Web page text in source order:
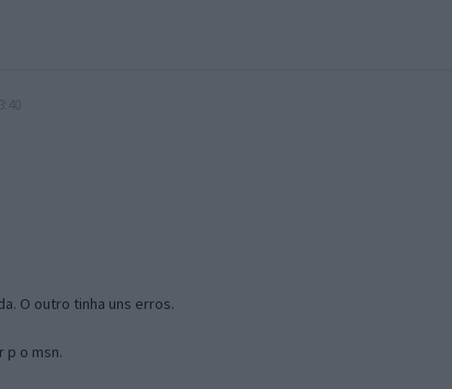
O outro tinha uns erros.
p o msn.